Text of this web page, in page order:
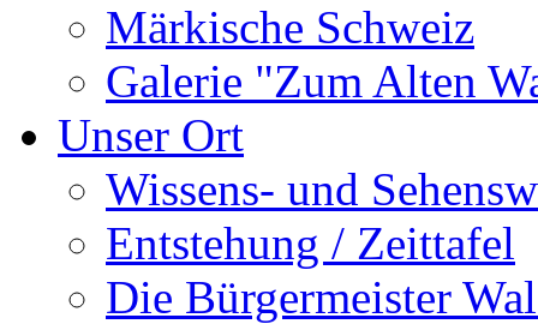
Märkische Schweiz
Galerie "Zum Alten
Unser Ort
Wissens- und
Entstehung / Zeittafel
Die Bürgermeister